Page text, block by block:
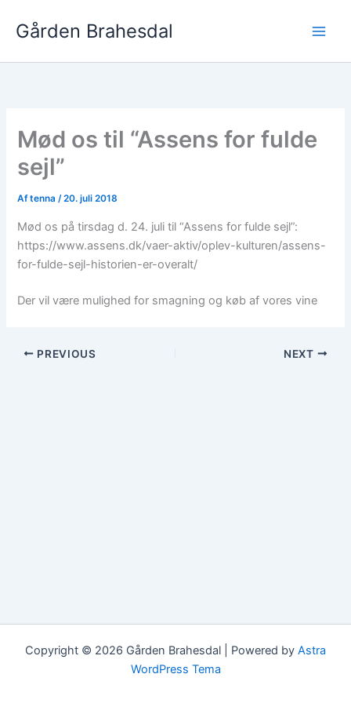
Gården Brahesdal
Mød os til “Assens for fulde
sejl”
Aftenna/20. juli 2018
Mød os på tirsdag d. 24. juli til “Assens for fulde sejl”:
https://www.assens.dk/vaer-aktiv/oplev-kulturen/assens-
for-fulde-sejl-historien-er-overalt/
Der vil være mulighed for smagning og køb af vores vine
PREVIOUS NEXT
Copyright © 2026 Gården Brahesdal | Powered by Astra
WordPress Tema